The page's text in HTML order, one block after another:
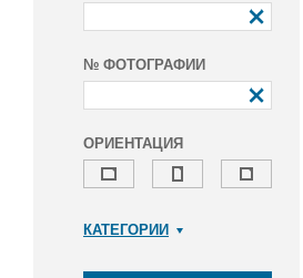
№ ФОТОГРАФИИ
ОРИЕНТАЦИЯ
КАТЕГОРИИ